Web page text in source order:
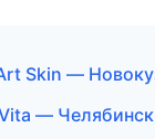
Skin —
— Челябинск